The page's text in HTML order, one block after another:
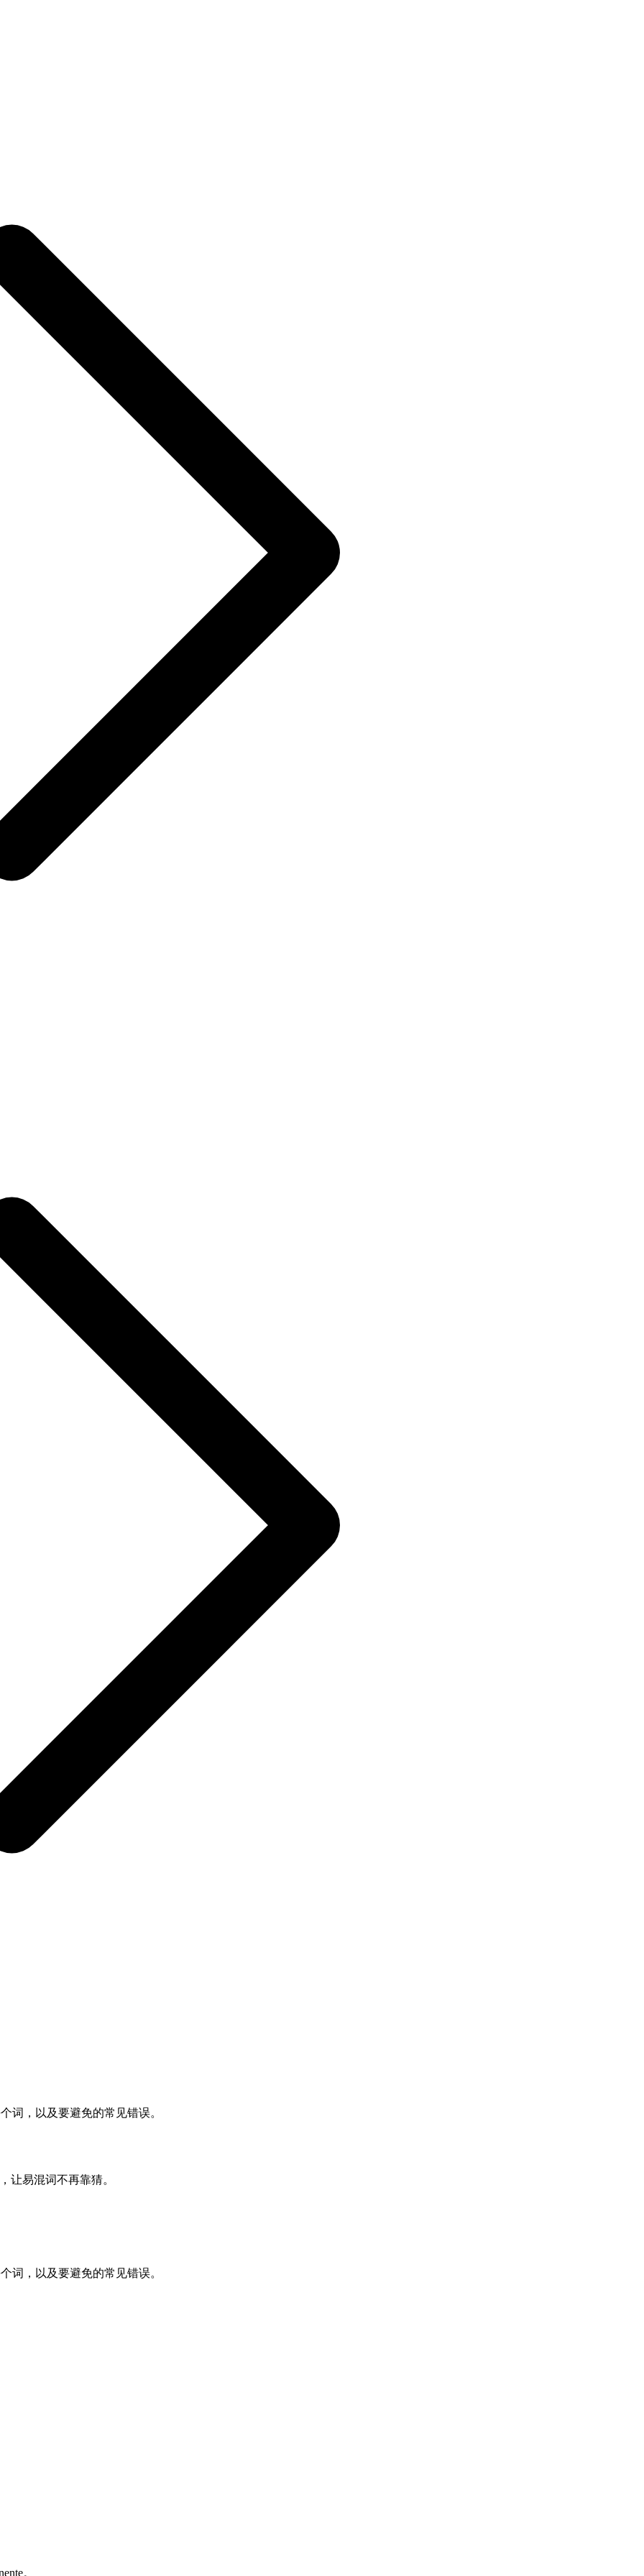
词，以及要避免的常见错误。
让易混词不再靠猜。
词，以及要避免的常见错误。
。